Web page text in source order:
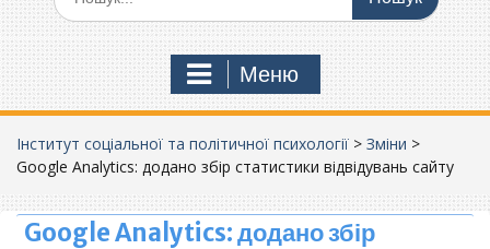
Меню
Інститут соціальної та політичної психології > Зміни >
Google Analytics: додано збір статистики відвідувань сайту
Google Analytics: додано збір